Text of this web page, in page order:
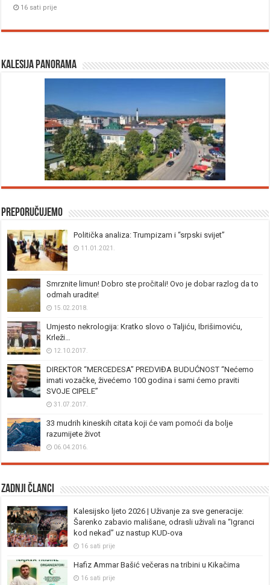
16 sati prije
Kalesija panorama
Preporučujemo
Politička analiza: Trumpizam i “srpski svijet”
11.01.2021.
Smrznite limun! Dobro ste pročitali! Ovo je dobar razlog da to
odmah uradite!
15.02.2018.
Umjesto nekrologija: Kratko slovo o Taljiću, Ibrišimoviću,
Krleži…
12.10.2017.
DIREKTOR “MERCEDESA” PREDVIĐA BUDUĆNOST “Nećemo
imati vozačke, živećemo 100 godina i sami ćemo praviti
SVOJE CIPELE”
31.07.2017.
33 mudrih kineskih citata koji će vam pomoći da bolje
razumijete život
06.04.2016.
Zadnji članci
Kalesijsko ljeto 2026 | Uživanje za sve generacije:
Šarenko zabavio mališane, odrasli uživali na “Igranci
kod nekad” uz nastup KUD-ova
16 sati prije
Hafiz Ammar Bašić večeras na tribini u Kikačima
16 sati prije